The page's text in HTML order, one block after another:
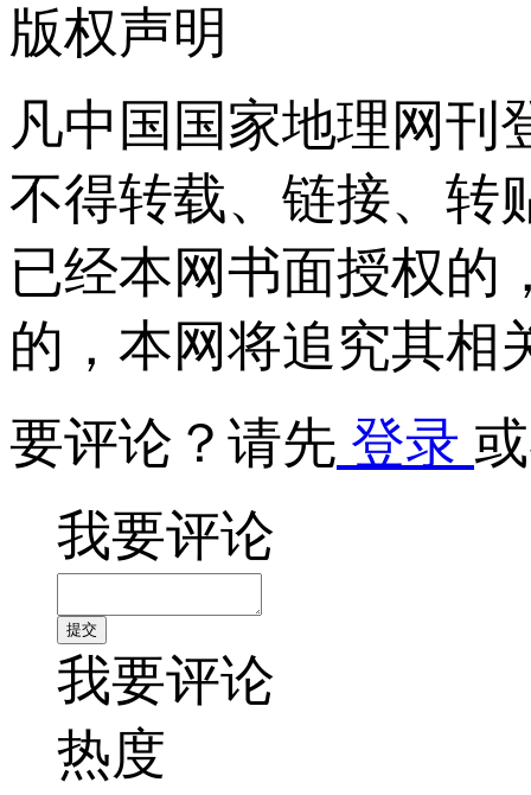
版权声明
凡中国国家地理网刊
不得转载、链接、转
已经本网书面授权的
的，本网将追究其相
要评论？请先 登录
我要评论
我要评论
热度